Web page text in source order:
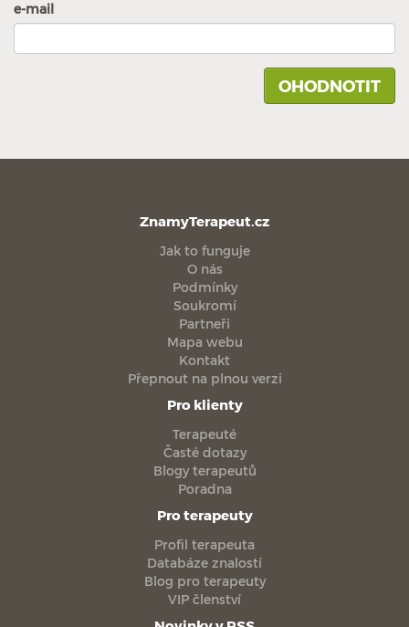
e-mail
ZnamyTerapeut.cz
Jak to funguje
O nás
Podmínky
Soukromí
Partneři
Mapa webu
Kontakt
Přepnout na plnou verzi
Pro klienty
Terapeuté
Časté dotazy
Blogy terapeutů
Poradna
Pro terapeuty
Profil terapeuta
Databáze znalostí
Blog pro terapeuty
VIP členství